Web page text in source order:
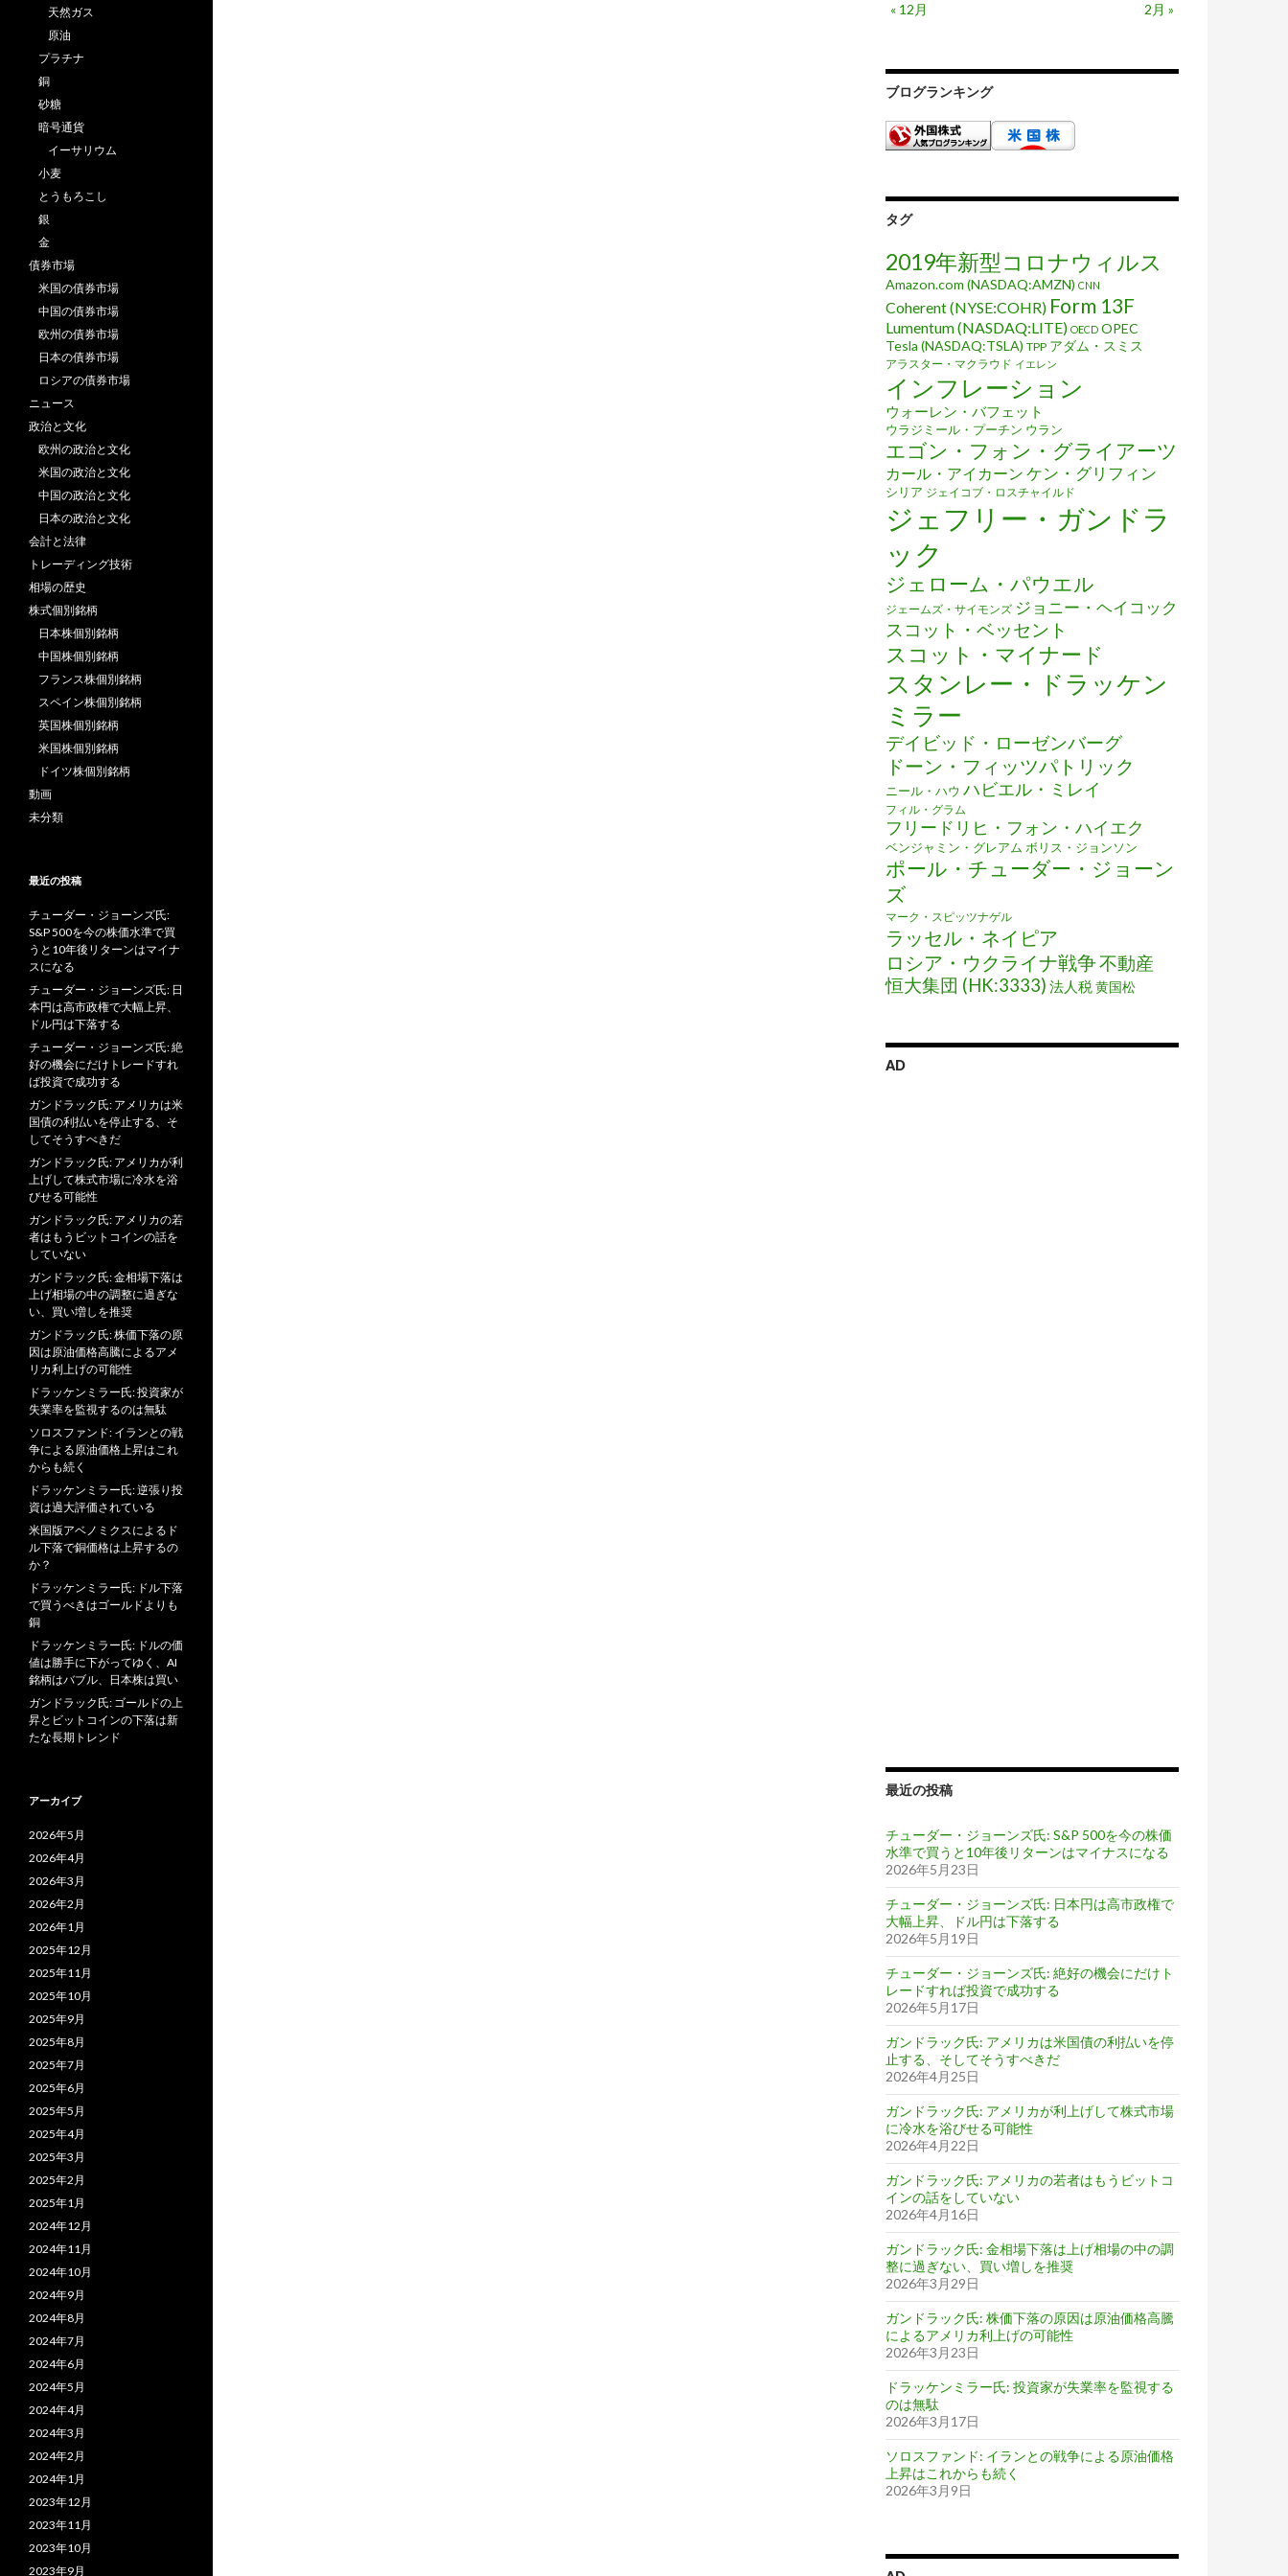
« 12月
2月 »
ブログランキング
タグ
2019年新型コロナウィルス
Amazon.com (NASDAQ:AMZN) CNN
Coherent (NYSE:COHR) Form 13F
Lumentum (NASDAQ:LITE) OECD OPEC
Tesla (NASDAQ:TSLA) TPP アダム・スミス
アラスター・マクラウド イエレン
インフレーション
ウォーレン・バフェット
ウラジミール・プーチン ウラン
エゴン・フォン・グライアーツ
カール・アイカーン ケン・グリフィン
シリア ジェイコブ・ロスチャイルド
ジェフリー・ガンドラ
ック
ジェローム・パウエル
ジェームズ・サイモンズ ジョニー・ヘイコック
スコット・ベッセント
スコット・マイナード
スタンレー・ドラッケン
ミラー
デイビッド・ローゼンバーグ
ドーン・フィッツパトリック
ニール・ハウ ハビエル・ミレイ
フィル・グラム
フリードリヒ・フォン・ハイエク
ベンジャミン・グレアム ボリス・ジョンソン
ポール・チューダー・ジョーン
ズ
マーク・スピッツナゲル
ラッセル・ネイピア
ロシア・ウクライナ戦争不動産
恒大集団 (HK:3333) 法人税黄国松
AD
最近の投稿
チューダー・ジョーンズ氏: S&P 500を今の株価
水準で買うと10年後リターンはマイナスになる
2026年5月23日
チューダー・ジョーンズ氏: 日本円は高市政権で
大幅上昇、ドル円は下落する
2026年5月19日
チューダー・ジョーンズ氏: 絶好の機会にだけト
レードすれば投資で成功する
2026年5月17日
ガンドラック氏: アメリカは米国債の利払いを停
止する、そしてそうすべきだ
2026年4月25日
ガンドラック氏: アメリカが利上げして株式市場
に冷水を浴びせる可能性
2026年4月22日
ガンドラック氏: アメリカの若者はもうビットコ
インの話をしていない
2026年4月16日
ガンドラック氏: 金相場下落は上げ相場の中の調
整に過ぎない、買い増しを推奨
2026年3月29日
ガンドラック氏: 株価下落の原因は原油価格高騰
によるアメリカ利上げの可能性
2026年3月23日
ドラッケンミラー氏: 投資家が失業率を監視する
のは無駄
2026年3月17日
ソロスファンド: イランとの戦争による原油価格
上昇はこれからも続く
2026年3月9日
天然ガス
原油
プラチナ
銅
砂糖
暗号通貨
イーサリウム
小麦
とうもろこし
銀
金
債券市場
米国の債券市場
中国の債券市場
欧州の債券市場
日本の債券市場
ロシアの債券市場
ニュース
政治と文化
欧州の政治と文化
米国の政治と文化
中国の政治と文化
日本の政治と文化
会計と法律
トレーディング技術
相場の歴史
株式個別銘柄
日本株個別銘柄
中国株個別銘柄
フランス株個別銘柄
スペイン株個別銘柄
英国株個別銘柄
米国株個別銘柄
ドイツ株個別銘柄
動画
未分類
最近の投稿
チューダー・ジョーンズ氏:
S&P 500を今の株価水準で買
うと10年後リターンはマイナ
スになる
チューダー・ジョーンズ氏: 日
本円は高市政権で大幅上昇、
ドル円は下落する
チューダー・ジョーンズ氏: 絶
好の機会にだけトレードすれ
ば投資で成功する
ガンドラック氏: アメリカは米
国債の利払いを停止する、そ
してそうすべきだ
ガンドラック氏: アメリカが利
上げして株式市場に冷水を浴
びせる可能性
ガンドラック氏: アメリカの若
者はもうビットコインの話を
していない
ガンドラック氏: 金相場下落は
上げ相場の中の調整に過ぎな
い、買い増しを推奨
ガンドラック氏: 株価下落の原
因は原油価格高騰によるアメ
リカ利上げの可能性
ドラッケンミラー氏: 投資家が
失業率を監視するのは無駄
ソロスファンド: イランとの戦
争による原油価格上昇はこれ
からも続く
ドラッケンミラー氏: 逆張り投
資は過大評価されている
米国版アベノミクスによるド
ル下落で銅価格は上昇するの
か？
ドラッケンミラー氏: ドル下落
で買うべきはゴールドよりも
銅
ドラッケンミラー氏: ドルの価
値は勝手に下がってゆく、AI
銘柄はバブル、日本株は買い
ガンドラック氏: ゴールドの上
昇とビットコインの下落は新
たな長期トレンド
アーカイブ
2026年5月
2026年4月
2026年3月
2026年2月
2026年1月
2025年12月
2025年11月
2025年10月
2025年9月
2025年8月
2025年7月
2025年6月
2025年5月
2025年4月
2025年3月
2025年2月
2025年1月
2024年12月
2024年11月
2024年10月
2024年9月
2024年8月
2024年7月
2024年6月
2024年5月
2024年4月
2024年3月
2024年2月
2024年1月
2023年12月
2023年11月
2023年10月
2023年9月